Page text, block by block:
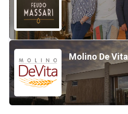
Molino De Vita